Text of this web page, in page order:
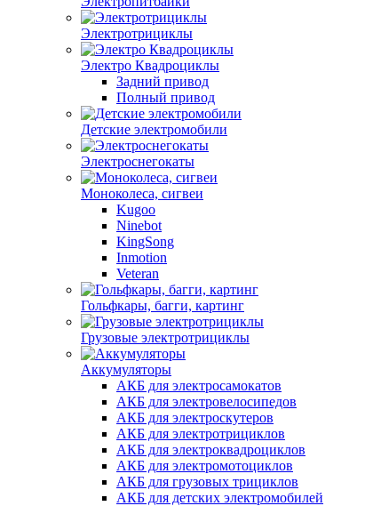
Электротрициклы
Электро Квадроциклы
Задний привод
Полный привод
Детские электромобили
Электроснегокаты
Моноколеса, сигвеи
Kugoo
Ninebot
KingSong
Inmotion
Veteran
Гольфкары, багги, картинг
Грузовые электротрициклы
Аккумуляторы
АКБ для электросамокатов
АКБ для электровелосипедов
АКБ для электроскутеров
АКБ для электротрициклов
АКБ для электроквадроциклов
АКБ для электромотоциклов
АКБ для грузовых трициклов
АКБ для детских электромобилей